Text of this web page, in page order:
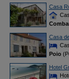
Casa
Casa
Poio
Hotel